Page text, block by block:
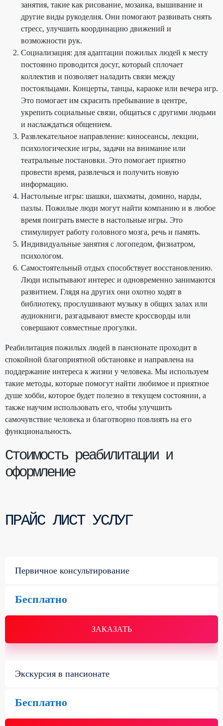
занятия, такие как рисование, мозаика, вышивание и
другие виды рукоделия. Они помогают развивать снять
стресс, улучшить координацию движений и
возможности рук.
Социализация: для адаптации пожилых людей к месту
постоянно проводится досуг, который сплочает
коллектив и позволяет наладить связи между
постояльцами. Концерты, танцы, караоке или вечера игр.
Это помогает им скрасить пребывание в центре,
укрепить социальные связи, общаться с другими людьми
и наслаждаться общением.
Развлекательное направление: киносеансы, лекции,
психологические игры, задачи на внимание или
театральные постановки. Это помогает приятно
провести время, развлечься и получить новую
информацию.
Настольные игры: шашки, шахматы, домино, нарды,
пазлы. Пожилые люди могут найти компанию и в любое
время поиграть вместе в настольные игры. Это
стимулирует работу головного мозга, речь и память.
Индивидуальные занятия с логопедом, физиатром,
психологом.
Самостоятельный отдых способствует восстановлению.
Люди испытывают интерес и одновременно занимаются
развитием. Глядя на других они охотно ходят в
библиотеку, прослушивают музыку в общих залах или
аудиокниги, разгадывают вместе кроссворды или
совершают совместные прогулки.
Реабилитация пожилых людей в пансионате проходит в
спокойной благоприятной обстановке и направлена на
поддержание интереса к жизни у человека. Мы используем
такие методы, которые помогут найти любимое и приятное
душе хобби, которое будет полезно в текущем состоянии, а
также научим использовать его, чтобы улучшить
самочувствие человека и благотворно повлиять на его
функциональность.
Стоимость реабилитации и
оформление
ПРАЙС ЛИСТ УСЛУГ
Первичное консультирование
ЗАКАЗАТЬ
Бесплатно
Экскурсия в пансионате
Бесплатно